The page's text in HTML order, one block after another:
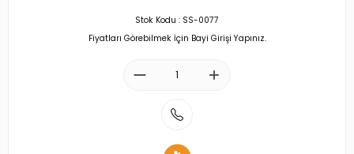
Stok Kodu : SS-0077
Fiyatları Görebilmek İçin Bayi Girişi Yapınız.